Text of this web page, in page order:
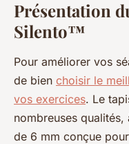
Présentation
Silento™
Pour améliorer vos
de bien choisir le
vos exercices. Le
nombreuses
de 6 mm conçue